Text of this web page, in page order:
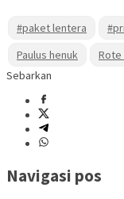
#paket lentera
Paulus henuk
Rote
Sebarkan
Navigasi pos